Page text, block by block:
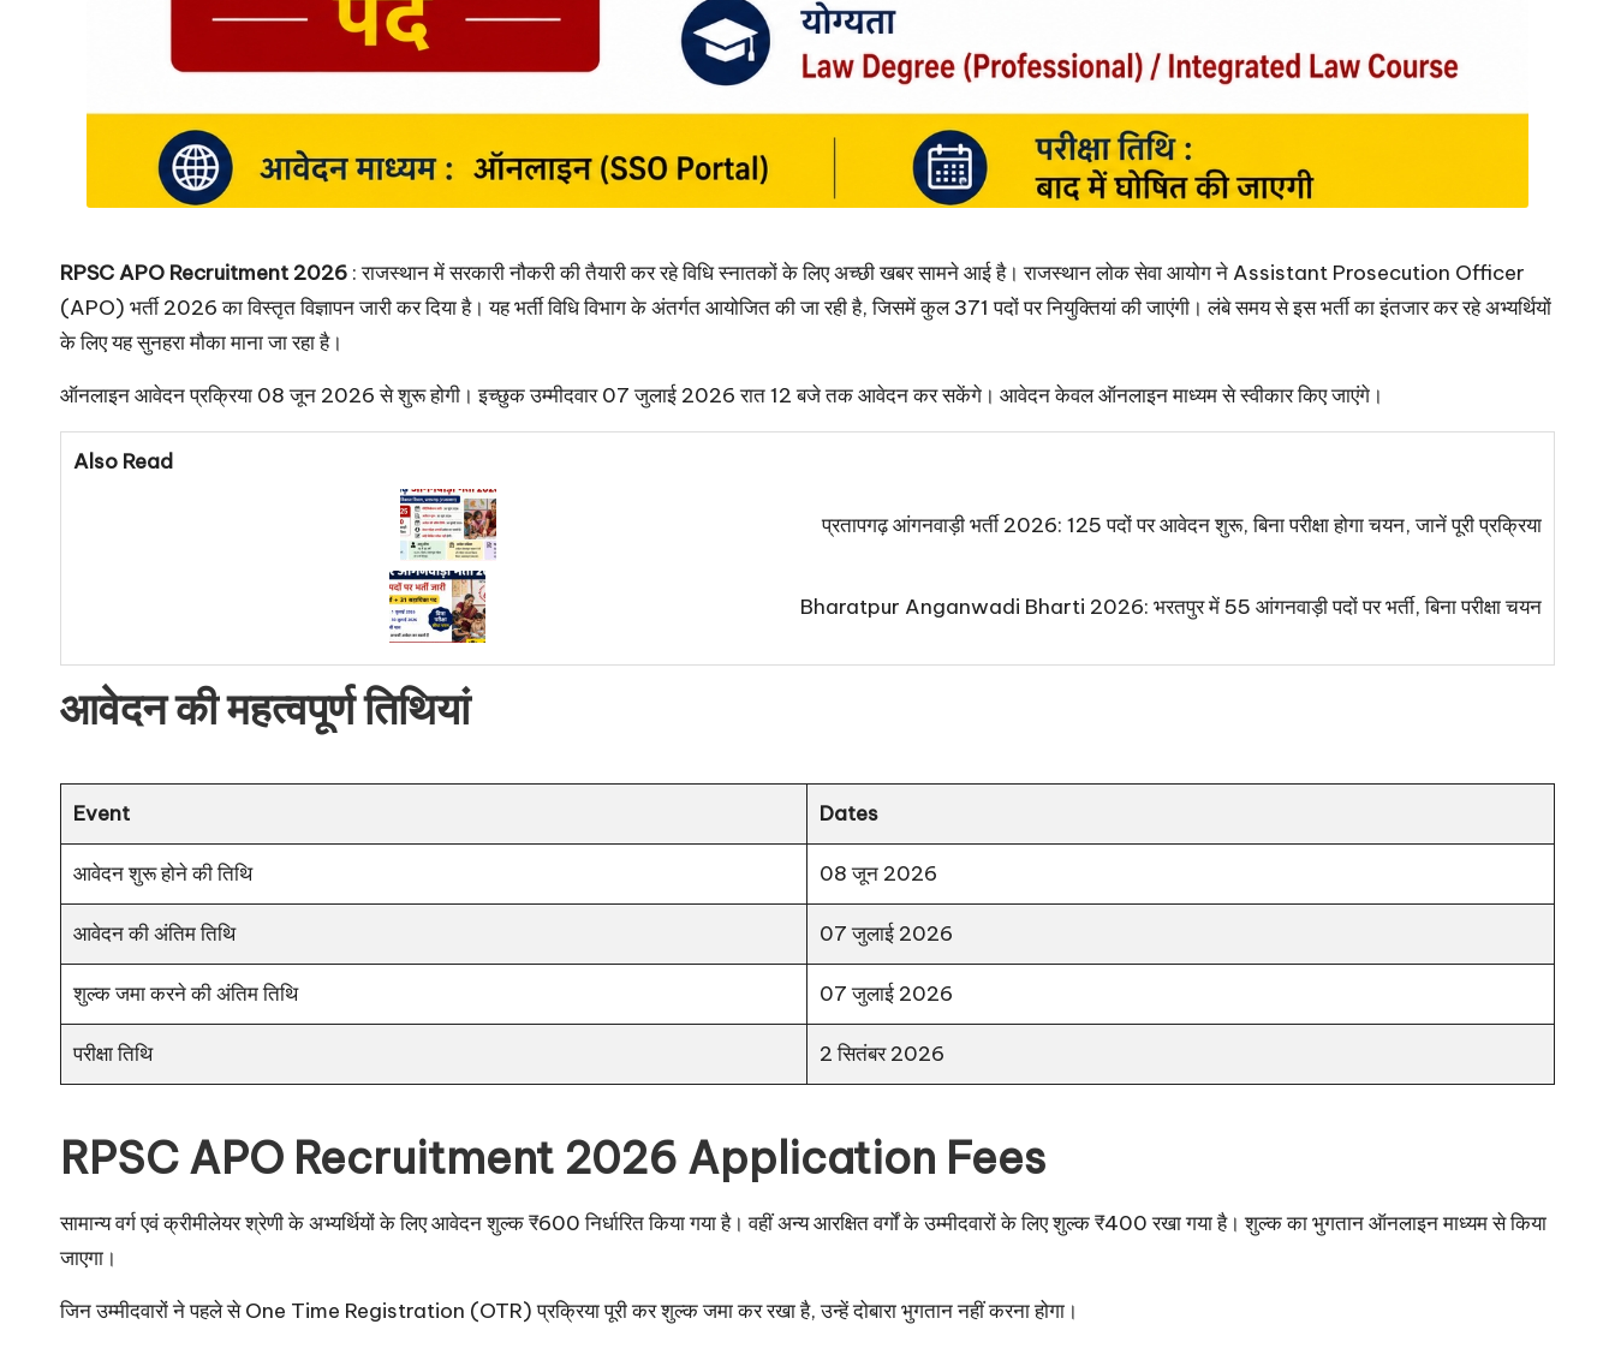
RPSC APO Recruitment 2026 : राजस्थान में सरकारी नौकरी की तैयारी कर रहे विधि स्नातकों के लिए अच्छी खबर सामने आई है। राजस्थान लोक सेवा आयोग ने Assistant Prosecution Officer
(APO) भर्ती 2026 का विस्तृत विज्ञापन जारी कर दिया है। यह भर्ती विधि विभाग के अंतर्गत आयोजित की जा रही है, जिसमें कुल 371 पदों पर नियुक्तियां की जाएंगी। लंबे समय से इस भर्ती का इंतजार कर रहे अभ्यर्थियों
के लिए यह सुनहरा मौका माना जा रहा है।
ऑनलाइन आवेदन प्रक्रिया 08 जून 2026 से शुरू होगी। इच्छुक उम्मीदवार 07 जुलाई 2026 रात 12 बजे तक आवेदन कर सकेंगे। आवेदन केवल ऑनलाइन माध्यम से स्वीकार किए जाएंगे।
Also Read
प्रतापगढ़ आंगनवाड़ी भर्ती 2026: 125 पदों पर आवेदन शुरू, बिना परीक्षा होगा चयन, जानें पूरी प्रक्रिया
Bharatpur Anganwadi Bharti 2026: भरतपुर में 55 आंगनवाड़ी पदों पर भर्ती, बिना परीक्षा चयन
आवेदन की महत्वपूर्ण तिथियां
Event Dates
आवेदन शुरू होने की तिथि 08 जून 2026
आवेदन की अंतिम तिथि 07 जुलाई 2026
शुल्क जमा करने की अंतिम तिथि 07 जुलाई 2026
परीक्षा तिथि 2 सितंबर 2026
RPSC APO Recruitment 2026 Application Fees
सामान्य वर्ग एवं क्रीमीलेयर श्रेणी के अभ्यर्थियों के लिए आवेदन शुल्क ₹600 निर्धारित किया गया है। वहीं अन्य आरक्षित वर्गों के उम्मीदवारों के लिए शुल्क ₹400 रखा गया है। शुल्क का भुगतान ऑनलाइन माध्यम से किया
जाएगा।
जिन उम्मीदवारों ने पहले से One Time Registration (OTR) प्रक्रिया पूरी कर शुल्क जमा कर रखा है, उन्हें दोबारा भुगतान नहीं करना होगा।